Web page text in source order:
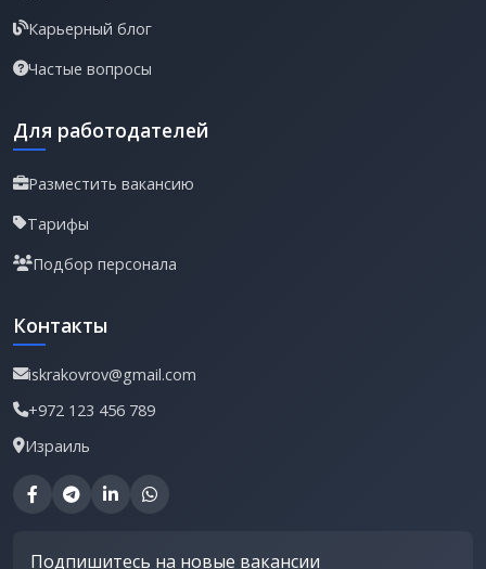
Карьерный блог
Частые вопросы
Для работодателей
Разместить вакансию
Тарифы
Подбор персонала
Контакты
iskrakovrov@gmail.com
+972 123 456 789
Израиль
Подпишитесь на новые вакансии